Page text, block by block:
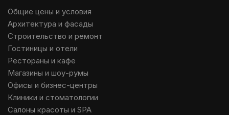
Общие цены и условия
Архитектура и фасады
Строительство и ремонт
Гостиницы и отели
Рестораны и кафе
Магазины и шоу-румы
Офисы и бизнес-центры
Клиники и стоматологии
Салоны красоты и SPA